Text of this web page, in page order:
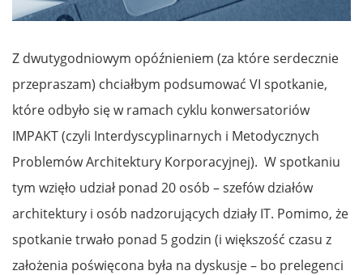
Z dwutygodniowym opóźnieniem (za które serdecznie
przepraszam) chciałbym podsumować VI spotkanie,
które odbyło się w ramach cyklu konwersatoriów
IMPAKT (czyli Interdyscyplinarnych i Metodycznych
Problemów Architektury Korporacyjnej). W spotkaniu
tym wzięło udział ponad 20 osób – szefów działów
architektury i osób nadzorujących działy IT. Pomimo, że
spotkanie trwało ponad 5 godzin (i większość czasu z
założenia poświęcona była na dyskusje – bo prelegenci